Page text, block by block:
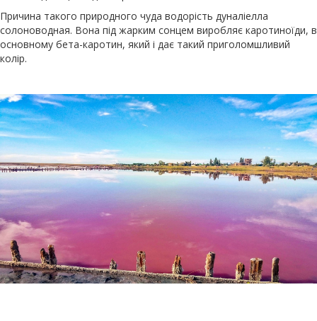
Причина такого природного чуда водорість дуналіелла
солоноводная. Вона під жарким сонцем виробляє каротиноїди, в
основному бета-каротин, який і дає такий приголомшливий
колір.